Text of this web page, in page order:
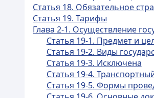
Статья 18. Обязательное
Статья 19. Тарифы
Глава 2-1. Осуществление
Статья 19-1. Предмет и
Статья 19-2. Виды
Статья 19-3. Исключена
Статья 19-4.
Статья 19-5. Формы